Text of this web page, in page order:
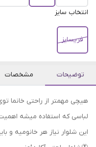
انتخاب سایز
فریسایز
توضیحات مشخصات
هیچی مهمتر از راحتی خانما
لباسی که استفاده میشه اهمیت
این شلوار نیاز هر خانومیه و